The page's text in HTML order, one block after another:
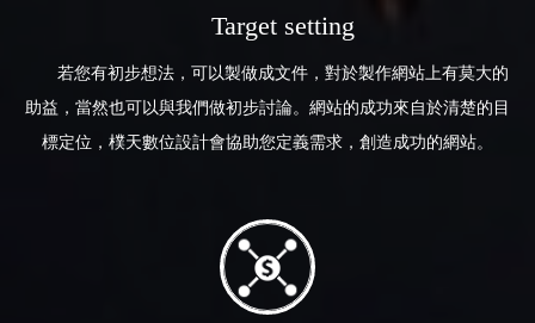
Target setting
若您有初步想法，可以製做成文件，對於製作網站上有莫大的
助益，當然也可以與我們做初步討論。網站的成功來自於清楚的目
標定位，樸天數位設計會協助您定義需求，創造成功的網站。